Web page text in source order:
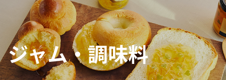
ジャム・調味料